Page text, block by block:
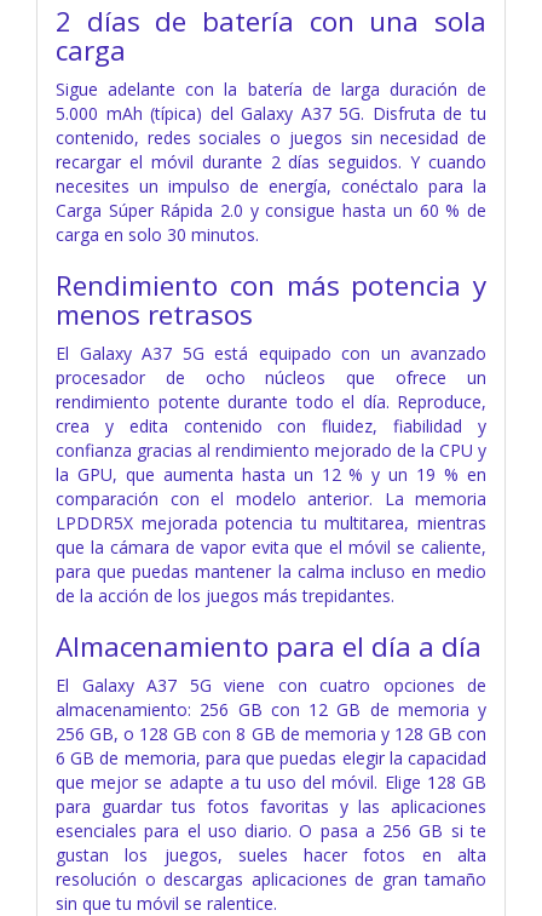
2 días de batería con una sola
carga
Sigue adelante con la batería de larga duración de
5.000 mAh (típica) del Galaxy A37 5G. Disfruta de tu
contenido, redes sociales o juegos sin necesidad de
recargar el móvil durante 2 días seguidos. Y cuando
necesites un impulso de energía, conéctalo para la
Carga Súper Rápida 2.0 y consigue hasta un 60 % de
carga en solo 30 minutos.
Rendimiento con más potencia y
menos retrasos
El Galaxy A37 5G está equipado con un avanzado
procesador de ocho núcleos que ofrece un
rendimiento potente durante todo el día. Reproduce,
crea y edita contenido con fluidez, fiabilidad y
confianza gracias al rendimiento mejorado de la CPU y
la GPU, que aumenta hasta un 12 % y un 19 % en
comparación con el modelo anterior. La memoria
LPDDR5X mejorada potencia tu multitarea, mientras
que la cámara de vapor evita que el móvil se caliente,
para que puedas mantener la calma incluso en medio
de la acción de los juegos más trepidantes.
Almacenamiento para el día a día
El Galaxy A37 5G viene con cuatro opciones de
almacenamiento: 256 GB con 12 GB de memoria y
256 GB, o 128 GB con 8 GB de memoria y 128 GB con
6 GB de memoria, para que puedas elegir la capacidad
que mejor se adapte a tu uso del móvil. Elige 128 GB
para guardar tus fotos favoritas y las aplicaciones
esenciales para el uso diario. O pasa a 256 GB si te
gustan los juegos, sueles hacer fotos en alta
resolución o descargas aplicaciones de gran tamaño
sin que tu móvil se ralentice.